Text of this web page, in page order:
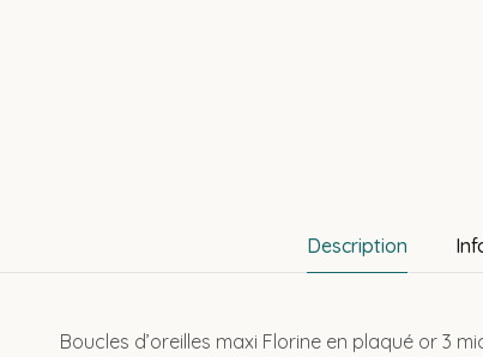
Description
Boucles d’oreilles maxi Florine en plaqué or 3